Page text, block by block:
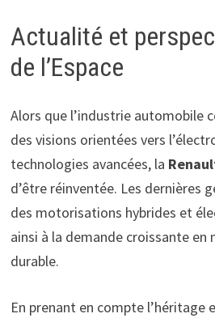
Actualité et
de l’Espace
Alors que l’industrie automobile
des visions orientées vers
technologies avancées, la
d’être réinventée. Les dernières
des motorisations hybrides et
ainsi à la demande croissante
durable.
En prenant en compte l’héritage